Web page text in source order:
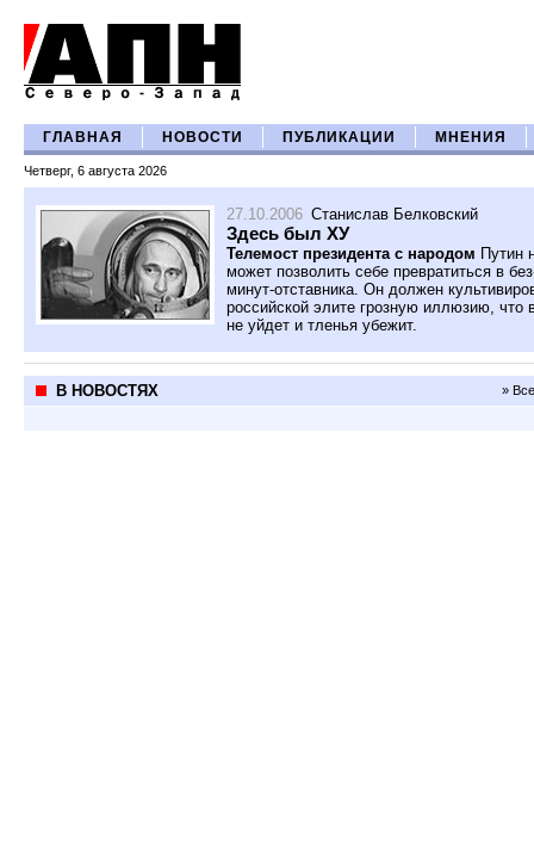
ГЛАВНАЯ НОВОСТИ ПУБЛИКАЦИИ МНЕНИЯ
Четверг, 6 августа 2026
27.10.2006 Станислав Белковский
Здесь был ХУ
Телемост президента с народом Путин
может позволить себе превратиться в
минут-отставника. Он должен
российской элите грозную иллюзию, что
не уйдет и тленья убежит.
В НОВОСТЯХ »